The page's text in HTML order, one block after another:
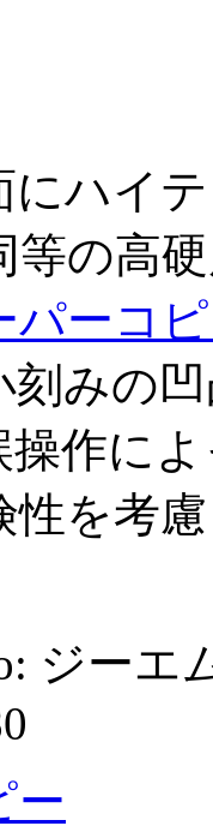
イテ
の高
パーコ
刻みの
操作に
性を考
ジー
ー